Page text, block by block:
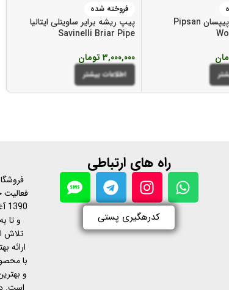
پیپ چوبی پیپسان Pipsan
فروخته شده
پیپ ریشه برایر ساوینلی ایتالیا
Savinelli Briar Pipe
3,000,000 تومان
اطلاعات بیشتر
راه های ارتباطی
کدرهگیری پستی
فعالیت
و تا
تلاش
ارائه
با
و